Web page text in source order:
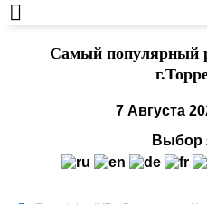
Cамый популярный
7 Августа
Выбор